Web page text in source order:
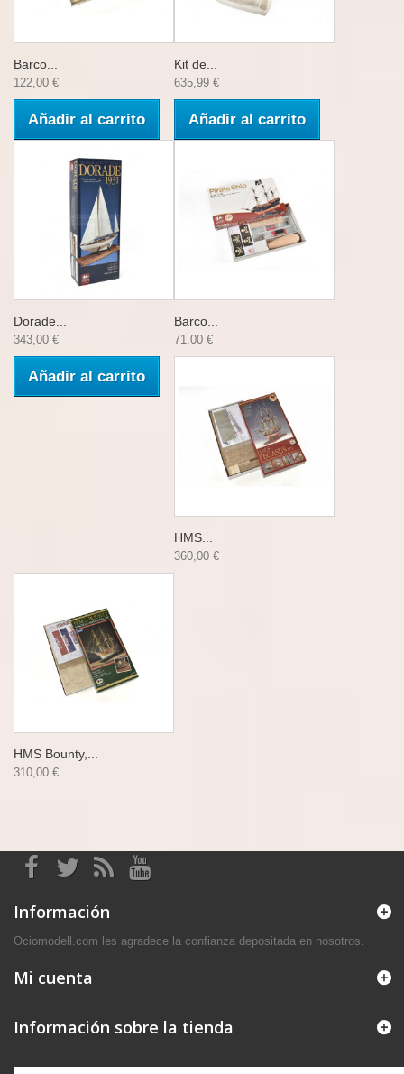
Barco...
122,00 €
Añadir al carrito
Kit de...
635,99 €
Añadir al carrito
Dorade...
343,00 €
Añadir al carrito
Barco...
71,00 €
HMS...
360,00 €
HMS Bounty,...
310,00 €
Información
Ociomodell.com les agradece la confianza depositada en nosotros.
Mi cuenta
Información sobre la tienda